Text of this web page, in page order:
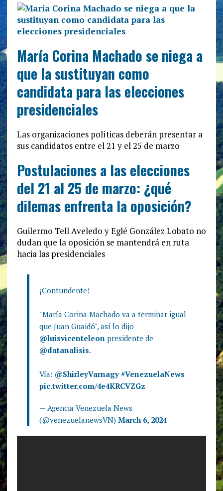
María Corina Machado se niega a
que la sustituyan como
candidata para las elecciones
presidenciales
Las organizaciones políticas deberán presentar a
sus candidatos entre el 21 y el 25 de marzo
Postulaciones a las elecciones
del 21 al 25 de marzo: ¿qué
dilemas enfrenta la oposición?
Guilermo Tell Aveledo y Eglé González Lobato no
dudan que la oposición se mantendrá en ruta
hacia las presidenciales
¡Contundente!
"María Corina Machado va a terminar igual
que Juan Guaidó", así lo dijo
@luisvicenteleon presidente de
@datanalisis.
Vía: @ShirleyVarnagy #VenezuelaNews
pic.twitter.com/4e4KRCVZGz
— Agencia Venezuela News
(@venezuelanewsVN) March 6, 2024